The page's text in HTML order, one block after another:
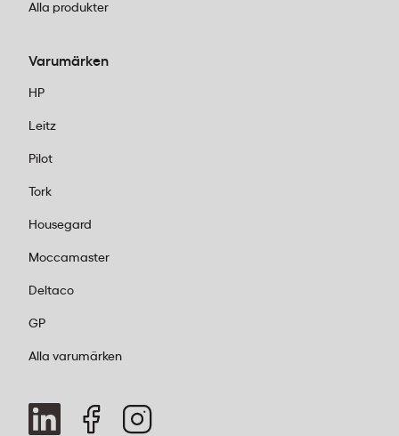
Alla produkter
Varumärken
HP
Leitz
Pilot
Tork
Housegard
Moccamaster
Deltaco
GP
Alla varumärken